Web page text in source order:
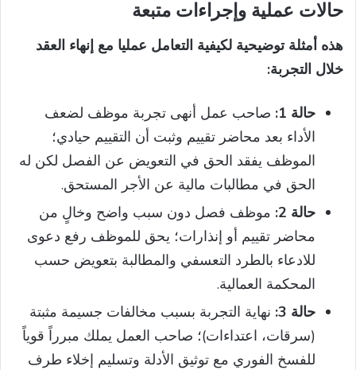
حالات عملية وإجراءات متبعة
هذه أمثلة توضيحية لكيفية التعامل عمليا مع إنهاء العقد
خلال التجربة:
حالة 1:
صاحب عمل أنهى تجربة موظف لضعف
الأداء بعد محاضر تقييم وثبت أن التقييم حيادي؛
الموظف يفقد الحق في التعويض عن الفصل لكن له
الحق في مطالبات مالية عن الأجر المستحق.
حالة 2:
موظف فصل دون سبب واضح وخالٍ من
محاضر تقييم أو إنذارات؛ يحق للموظف رفع دعوى
للادعاء بالطرد التعسفي والمطالبة بتعويض حسب
المحكمة العمالية.
حالة 3:
نهاية التجربة بسبب مخالفات جسيمة مثبتة
(سرقات، اعتداءات)؛ صاحب العمل يملك مبرراً قوياً
للفسخ الفوري مع توثيق الأدلة وتسليم إخلاء طرف